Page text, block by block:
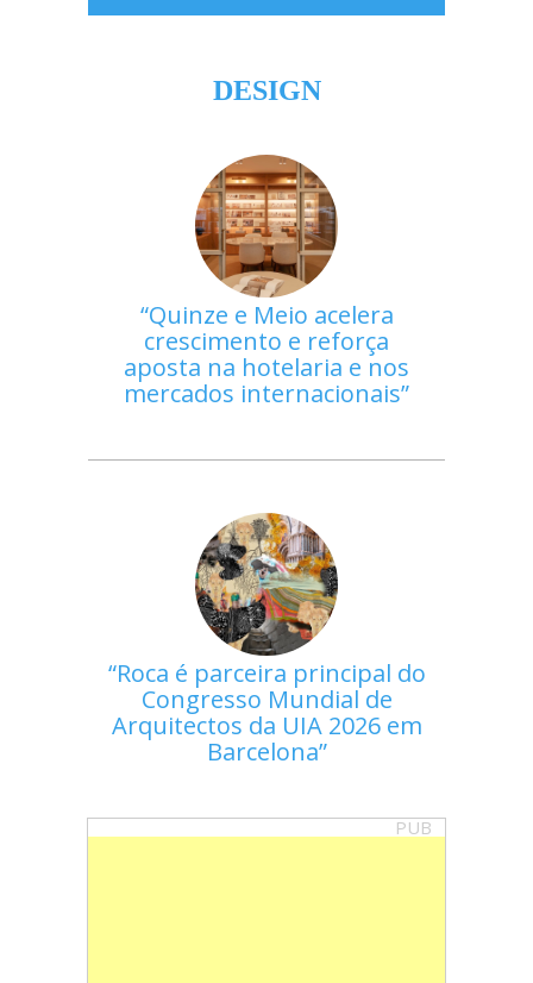
DESIGN
Quinze e Meio acelera
crescimento e reforça
aposta na hotelaria e nos
mercados internacionais
Roca é parceira principal do
Congresso Mundial de
Arquitectos da UIA 2026 em
Barcelona
PUB